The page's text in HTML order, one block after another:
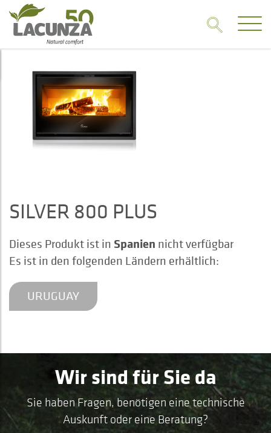
SILVER 800 PLUS
Dieses Produkt ist in Spanien nicht verfügbar
Es ist in den folgenden Ländern erhältlich:
URUGUAY
Wir sind für Sie da
Sie haben Fragen, benötigen eine technische
Auskunft oder eine Beratung?